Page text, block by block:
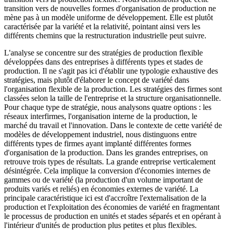
transition vers de nouvelles formes d'organisation de production ne
mène pas à un modèle uniforme de développement. Elle est plutôt
caractérisée par la variété et la relativité, pointant ainsi vers les
différents chemins que la restructuration industrielle peut suivre.
L'analyse se concentre sur des stratégies de production flexible
développées dans des entreprises à différents types et stades de
production. Il ne s'agit pas ici d'établir une typologie exhaustive des
stratégies, mais plutôt d'élaborer le concept de variété dans
l'organisation flexible de la production. Les stratégies des firmes sont
classées selon la taille de l'entreprise et la structure organisationnelle.
Pour chaque type de stratégie, nous analysons quatre options : les
réseaux interfirmes, l'organisation interne de la production, le
marché du travail et l'innovation. Dans le contexte de cette variété de
modèles de développement industriel, nous distinguons entre
différents types de firmes ayant implanté différentes formes
d'organisation de la production. Dans les grandes entreprises, on
retrouve trois types de résultats. La grande entreprise verticalement
désintégrée. Cela implique la conversion d'économies internes de
gammes ou de variété (la production d'un volume important de
produits variés et reliés) en économies externes de variété. La
principale caractéristique ici est d'accroître l'externalisation de la
production et l'exploitation des économies de variété en fragmentant
le processus de production en unités et stades séparés et en opérant à
l'intérieur d'unités de production plus petites et plus flexibles.